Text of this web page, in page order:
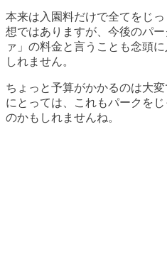
本来は入園料だけで全てをじ
想ではありますが、今後のパ
ァ」の料金と言うことも念頭
しれません。
ちょっと予算がかかるのは大
にとっては、これもパークを
のかもしれませんね。